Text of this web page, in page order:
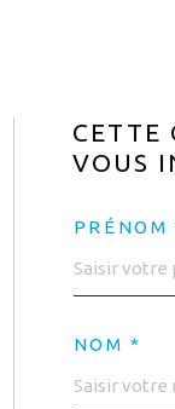
CETTE
VOUS
PRÉNOM
NOM *